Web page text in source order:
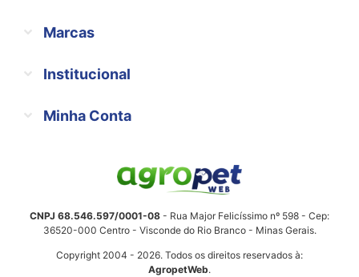
Marcas
Institucional
Minha Conta
CNPJ 68.546.597/0001-08 - Rua Major Felicíssimo nº 598 - Cep:
36520-000 Centro - Visconde do Rio Branco - Minas Gerais.
Copyright 2004 - 2026. Todos os direitos reservados à:
AgropetWeb.